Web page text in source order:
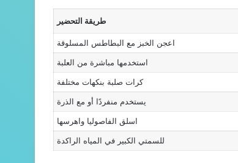
طريقة التحضير
اعجن الخبز مع البطاطس المسلوقة
استخدمها مباشرة من العلبة
كرات صلبة بنكهات مختلفة
يستخدم منفردًا أو مع الذرة
اسلق الفاصوليا واهرسها
للسمتي الكبير في المياه الراكدة